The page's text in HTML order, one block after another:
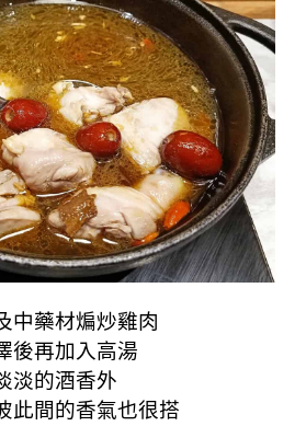
中藥材煸炒雞肉
後再加入高湯
淡的酒香外
此間的香氣也很搭